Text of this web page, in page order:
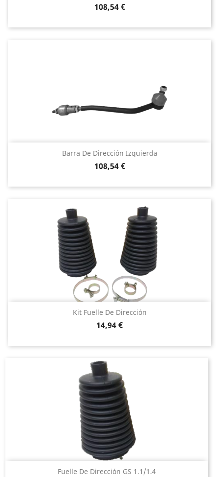
Precio
108,54 €
Barra De Dirección Izquierda
Precio
108,54 €
Kit Fuelle De Dirección
Precio
14,94 €
Fuelle De Dirección GS 1.1/1.4